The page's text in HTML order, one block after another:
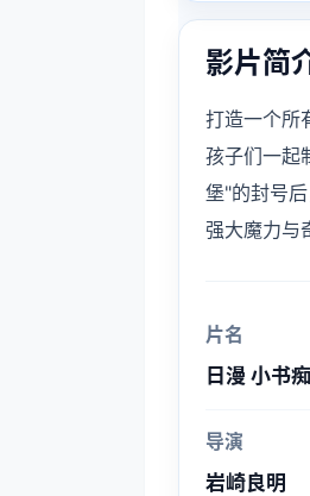
影片简
打造一个所
孩子们一起
堡"的封号
强大魔力与
片名
日漫 小书
导演
岩崎良明